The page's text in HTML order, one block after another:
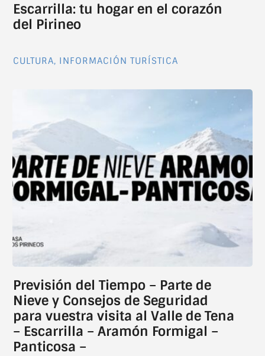
Escarrilla: tu hogar en el corazón
del Pirineo
CULTURA, INFORMACIÓN TURÍSTICA
Previsión del Tiempo – Parte de
Nieve y Consejos de Seguridad
para vuestra visita al Valle de Tena
– Escarrilla – Aramón Formigal –
Panticosa –